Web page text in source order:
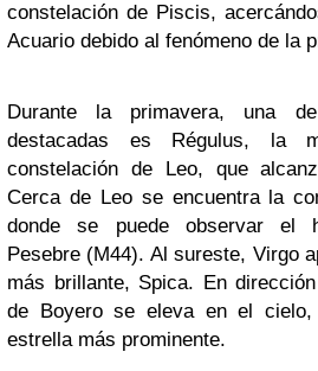
constelación de Piscis,
Acuario debido al fenómeno de la
Durante la primavera, una
destacadas es Régulus, la
constelación de Leo, que
Cerca de Leo se encuentra la
donde se puede observar el
Pesebre (M44). Al sureste, Virgo
más brillante, Spica. En
de Boyero se eleva en el
estrella más prominente.